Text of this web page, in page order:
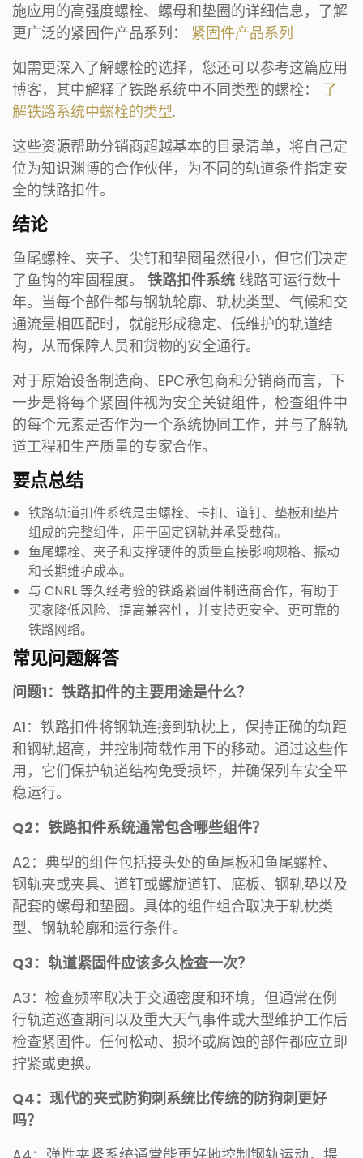
施应用的高强度螺栓、螺母和垫圈的详细信息，了解
更广泛的紧固件产品系列： 紧固件产品系列
如需更深入了解螺栓的选择，您还可以参考这篇应用
博客，其中解释了铁路系统中不同类型的螺栓： 了
解铁路系统中螺栓的类型.
这些资源帮助分销商超越基本的目录清单，将自己定
位为知识渊博的合作伙伴，为不同的轨道条件指定安
全的铁路扣件。
结论
鱼尾螺栓、夹子、尖钉和垫圈虽然很小，但它们决定
了鱼钩的牢固程度。 铁路扣件系统 线路可运行数十
年。当每个部件都与钢轨轮廓、轨枕类型、气候和交
通流量相匹配时，就能形成稳定、低维护的轨道结
构，从而保障人员和货物的安全通行。
对于原始设备制造商、EPC承包商和分销商而言，下
一步是将每个紧固件视为安全关键组件，检查组件中
的每个元素是否作为一个系统协同工作，并与了解轨
道工程和生产质量的专家合作。
要点总结
铁路轨道扣件系统是由螺栓、卡扣、道钉、垫板和垫片
组成的完整组件，用于固定钢轨并承受载荷。
鱼尾螺栓、夹子和支撑硬件的质量直接影响规格、振动
和长期维护成本。
与 CNRL 等久经考验的铁路紧固件制造商合作，有助于
买家降低风险、提高兼容性，并支持更安全、更可靠的
铁路网络。
常见问题解答
问题1：铁路扣件的主要用途是什么？
A1：铁路扣件将钢轨连接到轨枕上，保持正确的轨距
和钢轨超高，并控制荷载作用下的移动。通过这些作
用，它们保护轨道结构免受损坏，并确保列车安全平
稳运行。
Q2：铁路扣件系统通常包含哪些组件？
A2：典型的组件包括接头处的鱼尾板和鱼尾螺栓、
钢轨夹或夹具、道钉或螺旋道钉、底板、钢轨垫以及
配套的螺母和垫圈。具体的组件组合取决于轨枕类
型、钢轨轮廓和运行条件。
Q3：轨道紧固件应该多久检查一次？
A3：检查频率取决于交通密度和环境，但通常在例
行轨道巡查期间以及重大天气事件或大型维护工作后
检查紧固件。任何松动、损坏或腐蚀的部件都应立即
拧紧或更换。
Q4：现代的夹式防狗刺系统比传统的防狗刺更好
吗？